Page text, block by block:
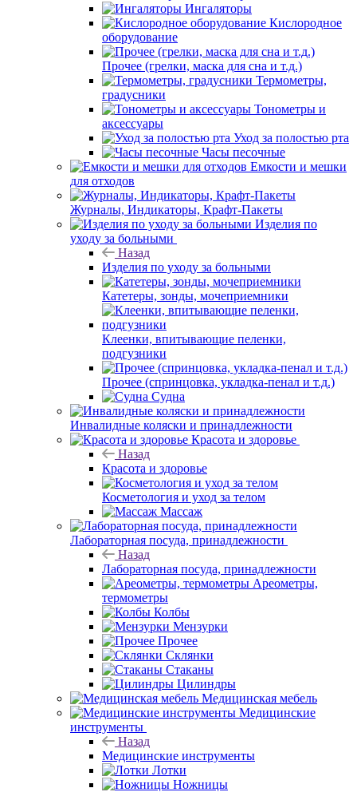
Ингаляторы
Кислородное
оборудование
Прочее (грелки, маска для сна и т.д.)
Термометры,
градусники
Тонометры и
аксессуары
Уход за полостью рта
Часы песочные
Емкости и мешки
для отходов
Журналы, Индикаторы, Крафт-Пакеты
Изделия по
уходу за больными
Назад
Изделия по уходу за больными
Катетеры, зонды, мочеприемники
Клеенки, впитывающие пеленки,
подгузники
Прочее (спринцовка, укладка-пенал и т.д.)
Судна
Инвалидные коляски и принадлежности
Красота и здоровье
Назад
Красота и здоровье
Косметология и уход за телом
Массаж
Лабораторная посуда, принадлежности
Назад
Лабораторная посуда, принадлежности
Ареометры,
термометры
Колбы
Мензурки
Прочее
Склянки
Стаканы
Цилиндры
Медицинская мебель
Медицинские
инструменты
Назад
Медицинские инструменты
Лотки
Ножницы